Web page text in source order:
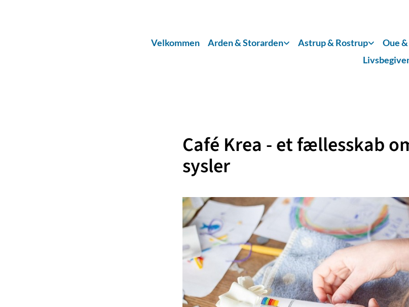
Velkommen Arden & Storarden Astrup & Rostrup Oue
Café Krea - et fællesskab
sysler